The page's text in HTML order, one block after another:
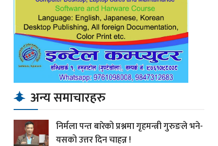
अन्य समाचारहरु
निर्मला पन्त बारेको प्रश्नमा गृहमन्त्री गुरुङले भने-
यसको उत्तर दिन चाहन्न !